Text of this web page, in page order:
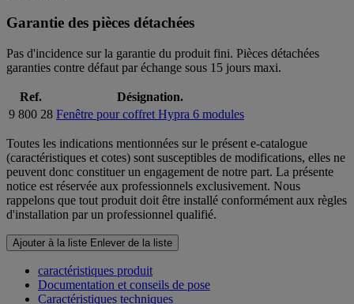
Garantie des pièces détachées
Pas d'incidence sur la garantie du produit fini. Pièces détachées
garanties contre défaut par échange sous 15 jours maxi.
Ref.
Désignation.
9 800 28 Fenêtre pour coffret Hypra 6 modules
Toutes les indications mentionnées sur le présent e-catalogue
(caractéristiques et cotes) sont susceptibles de modifications, elles ne
peuvent donc constituer un engagement de notre part. La présente
notice est réservée aux professionnels exclusivement. Nous
rappelons que tout produit doit être installé conformément aux règles
d'installation par un professionnel qualifié.
Ajouter à la liste Enlever de la liste
caractéristiques produit
Documentation et conseils de pose
Caractéristiques techniques